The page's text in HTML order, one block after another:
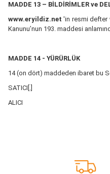
MADDE 13 – BİLDİRİMLER ve
www.eryildiz.net'in resmi defter
Kanunu’nun 193. maddesi
MADDE 14 - YÜRÜRLÜK
14 (on dört) maddeden ibaret bu
SATICI[.]
ALICI